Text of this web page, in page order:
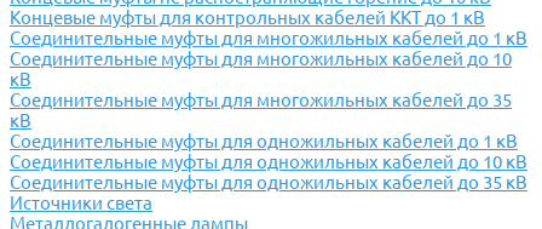
Концевые муфты для контрольных кабелей ККТ до 1 кВ
Соединительные муфты для многожильных кабелей до 1 кВ
Соединительные муфты для многожильных кабелей до 10
кВ
Соединительные муфты для многожильных кабелей до 35
кВ
Соединительные муфты для одножильных кабелей до 1 кВ
Соединительные муфты для одножильных кабелей до 10 кВ
Соединительные муфты для одножильных кабелей до 35 кВ
Источники света
Металлогалогенные лампы